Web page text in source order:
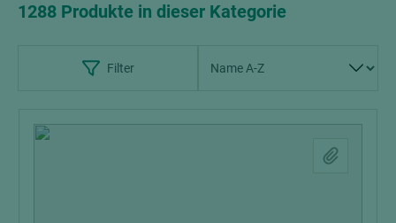
1288 Produkte in dieser Kategorie
Filter